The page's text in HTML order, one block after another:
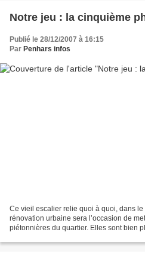
Notre jeu : la cinquième
Publié le 28/12/2007 à 16:15
Par Penhars infos
Ce vieil escalier relie quoi à quoi, dans
rénovation urbaine sera l’occasion de
piétonnières du quartier. Elles sont bien